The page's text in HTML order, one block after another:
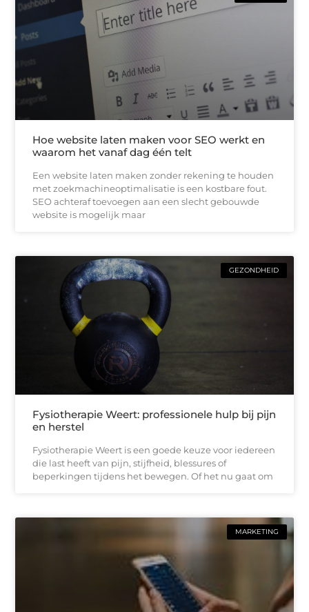
Hoe website laten maken voor SEO werkt en
waarom het vanaf dag één telt
Een website laten maken zonder rekening te houden
met zoekmachineoptimalisatie is een kostbare fout.
SEO achteraf toevoegen aan een slecht gebouwde
website is mogelijk maar
GEZONDHEID
Fysiotherapie Weert: professionele hulp bij pijn
en herstel
Fysiotherapie Weert is een goede keuze voor iedereen
die last heeft van pijn, stijfheid, blessures of
beperkingen tijdens het bewegen. Of het nu gaat om
MARKETING